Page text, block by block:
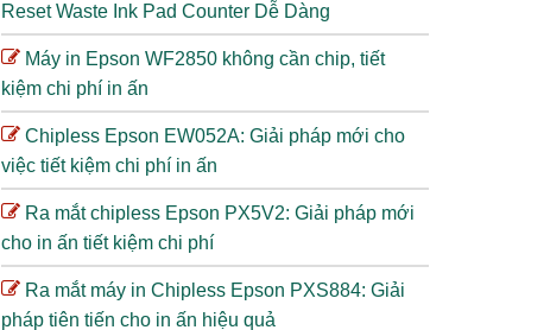
Reset Waste Ink Pad Counter Dễ Dàng
Máy in Epson WF2850 không cần chip, tiết
kiệm chi phí in ấn
Chipless Epson EW052A: Giải pháp mới cho
việc tiết kiệm chi phí in ấn
Ra mắt chipless Epson PX5V2: Giải pháp mới
cho in ấn tiết kiệm chi phí
Ra mắt máy in Chipless Epson PXS884: Giải
pháp tiên tiến cho in ấn hiệu quả